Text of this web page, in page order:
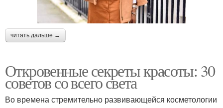
читать дальше →
Откровенные секреты красоты: 30
советов со всего света
Во времена стремительно развивающейся косметологии